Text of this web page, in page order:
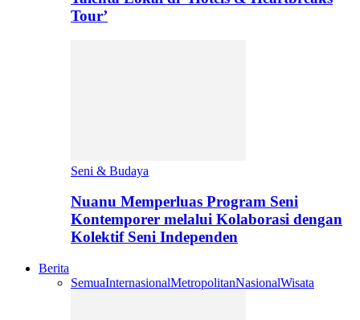
Tour’
Seni & Budaya
Nuanu Memperluas Program Seni
Kontemporer melalui Kolaborasi dengan
Kolektif Seni Independen
Berita
SemuaInternasionalMetropolitanNasionalWisata